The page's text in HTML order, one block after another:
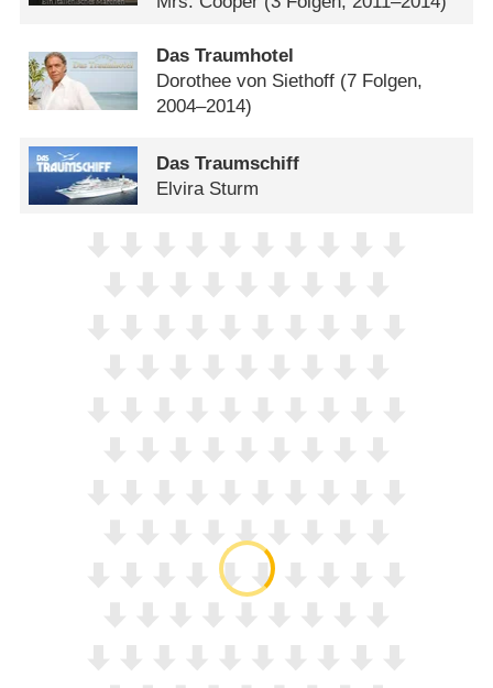
Das Traumhotel
Dorothee von Siethoff (7 Folgen,
2004–2014)
Das Traumschiff
Elvira Sturm